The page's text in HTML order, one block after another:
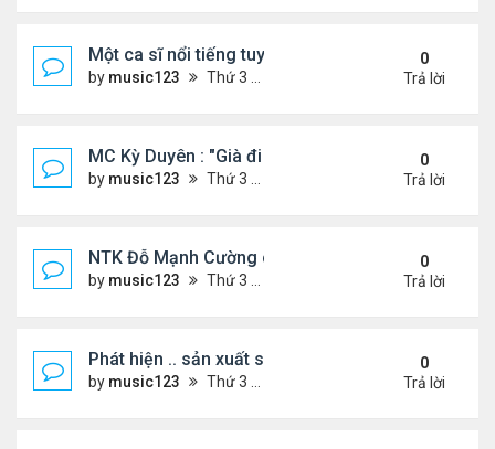
Một ca sĩ nổi tiếng tuyên bố không thu tiền tác
by music123 Thứ 3 Tháng 7 28, 2026 4:57 pm
0
Trả lời
MC Kỳ Duyên : "Già đi cũng là một đặc ân"
by music123 Thứ 3 Tháng 7 28, 2026 4:54 pm
0
Trả lời
NTK Đỗ Mạnh Cường chi 100 triệu đồng thuê...
by music123 Thứ 3 Tháng 7 28, 2026 4:47 pm
0
Trả lời
Phát hiện .. sản xuất sữa 'pha bột giặt'
by music123 Thứ 3 Tháng 7 28, 2026 4:43 pm
0
Trả lời